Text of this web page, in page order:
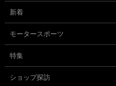
新着
モータースポーツ
特集
ショップ探訪